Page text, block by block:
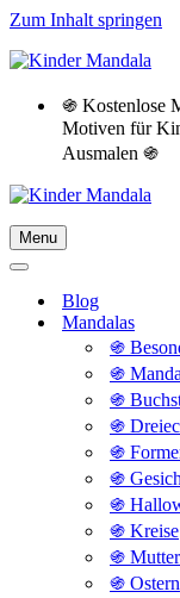
Zum Inhalt springen
֍ Kostenlose
Motiven für
Ausmalen ֍
Menu
Navigationsmenü
Navigationsmenü
Blog
Mandalas
֍
֍
֍
֍
֍
֍
֍
֍ Kreise
֍
֍ Ostern